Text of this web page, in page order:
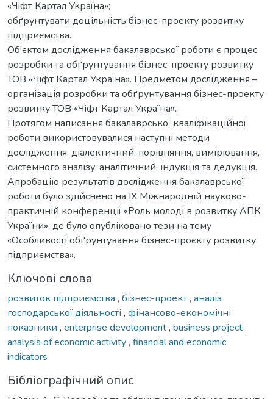
«Чіфт Картал Україна»;
обґрунтувати доцільність бізнес-проекту розвитку
підприємства.
Об’єктом дослідження бакалаврської роботи є процес
розробки та обґрунтування бізнес-проекту розвитку
ТОВ «Чіфт Картал Україна». Предметом дослідження –
організація розробки та обґрунтування бізнес-проекту
розвитку ТОВ «Чіфт Картал Україна».
Протягом написання бакалаврської кваліфікаційної
роботи використовувалися наступні методи
дослідження: діалектичний, порівняння, вимірювання,
системного аналізу, аналітичний, індукція та дедукція.
Апробацію результатів дослідження бакалаврської
роботи було здійснено на IX Міжнародній науково-
практичній конференції «Роль молоді в розвитку АПК
України», де було опубліковано тези на тему
«Особливості обґрунтування бізнес-проєкту розвитку
підприємства».
Ключові слова
розвиток підприємства , бізнес-проект, аналіз
господарської діяльності , фінансово-економічні
показники , enterprise development, business project,
analysis of economic activity, financial and economic
indicators
Бібліографічний опис